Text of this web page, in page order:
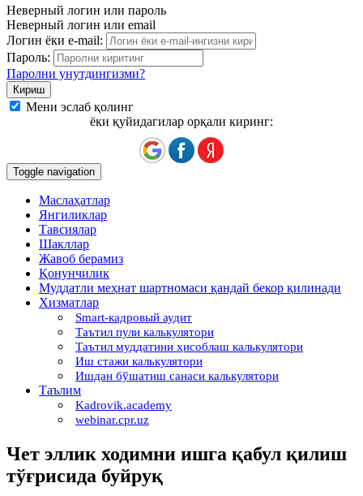
Неверный логин или пароль
Неверный логин или email
Логин ёки e-mail:
Пароль:
Паролни унутдингизми?
Мени эслаб қолинг
ёки қуйидагилар орқали киринг:
Toggle navigation
Маслаҳатлар
Янгиликлар
Тавсиялар
Шакллар
Жавоб берамиз
Қонунчилик
Муддатли меҳнат шартномаси қандай бекор қилинади
Хизматлар
Smart-кадровый аудит
Таътил пули калькулятори
Таътил муддатини ҳисоблаш калькулятори
Иш стажи калькулятори
Ишдан бўшатиш санаси калькулятори
Таълим
Kadrovik.academy
webinar.cpr.uz
Чет эллик ходимни ишга қабул қилиш
тўғрисида буйруқ